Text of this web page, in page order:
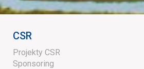
CSR
Projekty CSR
Sponsoring